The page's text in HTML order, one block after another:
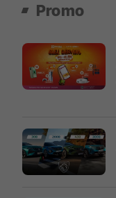
Promo